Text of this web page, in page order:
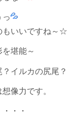
っ
もいいですね～☆
堪能～
イルカの尻尾？
像力です。
・・